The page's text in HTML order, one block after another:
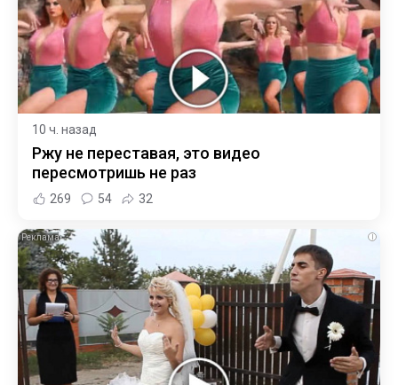
10 ч. назад
Ржу не переставая, это видео
пересмотришь не раз
269 54 32
i